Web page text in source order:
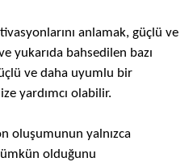
anlamak, güçlü ve
yukarıda bahsedilen bazı
ve daha uyumlu bir
yardımcı olabilir.
oluşumunun yalnızca
olduğunu